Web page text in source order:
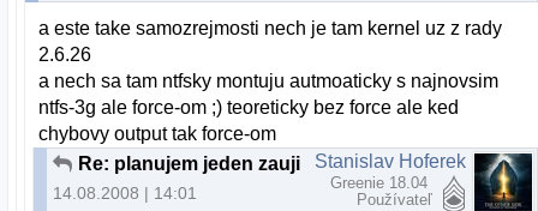
a este take samozrejmosti nech je tam kernel uz z rady
2.6.26
a nech sa tam ntfsky montuju autmoaticky s najnovsim
ntfs-3g ale force-om ;) teoreticky bez force ale ked
chybovy output tak force-om
Re: planujem jeden zaujimavy projekt...
14.08.2008 | 14:01
Stanislav Hoferek
Greenie 18.04
Používateľ